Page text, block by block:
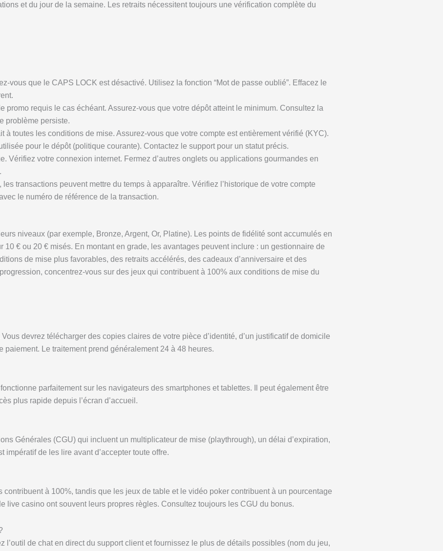
et du jour de la semaine. Les retraits nécessitent toujours une vérification complète du
vous que le CAPS LOCK est désactivé. Utilisez la fonction “Mot de passe oublié”. Effacez le
promo requis le cas échéant. Assurez-vous que votre dépôt atteint le minimum. Consultez la
problème persiste.
à toutes les conditions de mise. Assurez-vous que votre compte est entièrement vérifié (KYC).
pour le dépôt (politique courante). Contactez le support pour un statut précis.
Vérifiez votre connexion internet. Fermez d’autres onglets ou applications gourmandes en
transactions peuvent mettre du temps à apparaître. Vérifiez l’historique de votre compte
le numéro de référence de la transaction.
niveaux (par exemple, Bronze, Argent, Or, Platine). Les points de fidélité sont accumulés en
10 € ou 20 € misés. En montant en grade, les avantages peuvent inclure : un gestionnaire de
de mise plus favorables, des retraits accélérés, des cadeaux d’anniversaire et des
concentrez-vous sur des jeux qui contribuent à 100% aux conditions de mise du
devrez télécharger des copies claires de votre pièce d’identité, d’un justificatif de domicile
paiement. Le traitement prend généralement 24 à 48 heures.
parfaitement sur les navigateurs des smartphones et tablettes. Il peut également être
plus rapide depuis l’écran d’accueil.
Générales (CGU) qui incluent un multiplicateur de mise (playthrough), un délai d’expiration,
de les lire avant d’accepter toute offre.
à 100%, tandis que les jeux de table et le vidéo poker contribuent à un pourcentage
live casino ont souvent leurs propres règles. Consultez toujours les CGU du bonus.
l’outil de chat en direct du support client et fournissez le plus de détails possibles (nom du jeu,